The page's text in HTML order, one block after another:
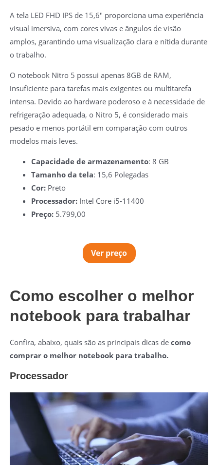
A tela LED FHD IPS de 15,6″ proporciona uma experiência
visual imersiva, com cores vivas e ângulos de visão
amplos, garantindo uma visualização clara e nítida durante
o trabalho.
O notebook Nitro 5 possui apenas 8GB de RAM,
insuficiente para tarefas mais exigentes ou multitarefa
intensa. Devido ao hardware poderoso e à necessidade de
refrigeração adequada, o Nitro 5, é considerado mais
pesado e menos portátil em comparação com outros
modelos mais leves.
Capacidade de armazenamento: 8 GB
Tamanho da tela: 15,6 Polegadas
Cor: Preto
Processador: ‎‎Intel Core i5-11400
Preço: 5.799,00
Ver preço
Como escolher o melhor
notebook para trabalhar
Confira, abaixo, quais são as principais dicas de como
comprar o melhor notebook para trabalho.
Processador